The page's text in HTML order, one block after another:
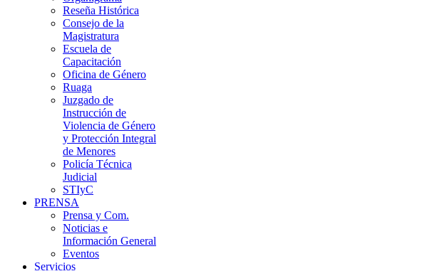
Reseña Histórica
Consejo de la
Magistratura
Escuela de
Capacitación
Oficina de Género
Ruaga
Juzgado de
Instrucción de
Violencia de Género
y Protección Integral
de Menores
Policía Técnica
Judicial
STIyC
PRENSA
Prensa y Com.
Noticias e
Información General
Eventos
Servicios